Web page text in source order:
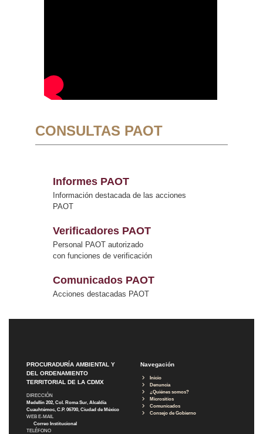
CONSULTAS PAOT
Informes PAOT
Información destacada de las acciones
PAOT
Verificadores PAOT
Personal PAOT autorizado
con funciones de verificación
Comunicados PAOT
Acciones destacadas PAOT
PROCURADURÍA AMBIENTAL Y
DEL ORDENAMIENTO
TERRITORIAL DE LA CDMX
DIRECCIÓN
Medellín 202, Col. Roma Sur, Alcaldía
Cuauhtémoc, C.P. 06700, Ciudad de México
WEB E-MAIL
Correo Institucional
TELÉFONO
Navegación
Inicio
Denuncia
¿Quiénes somos?
Micrositios
Comunicados
Consejo de Gobierno